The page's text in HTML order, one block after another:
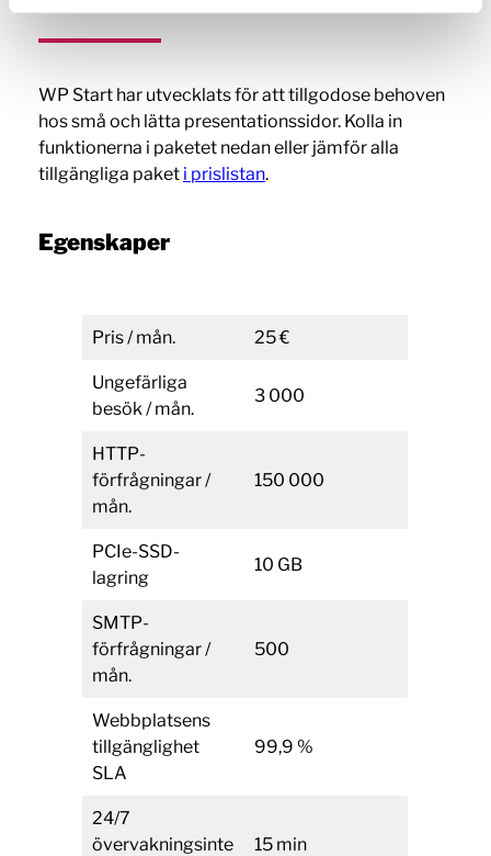
WP Start har utvecklats för att tillgodose behoven
hos små och lätta presentationssidor. Kolla in
funktionerna i paketet nedan eller jämför alla
tillgängliga paket i prislistan.
Egenskaper
Pris / mån. 25 €
Ungefärliga
besök / mån.
3 000
HTTP-
förfrågningar /
mån.
150 000
PCIe-SSD-
lagring
10 GB
SMTP-
förfrågningar /
mån.
500
Webbplatsens
tillgänglighet
SLA
99,9 %
24/7
övervakningsinte
15 min